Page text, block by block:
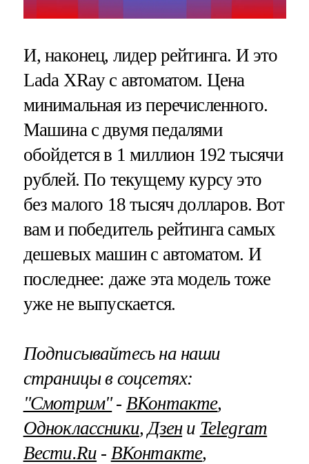
И, наконец, лидер рейтинга. И это
Lada XRay с автоматом. Цена
минимальная из перечисленного.
Машина с двумя педалями
обойдется в 1 миллион 192 тысячи
рублей. По текущему курсу это
без малого 18 тысяч долларов. Вот
вам и победитель рейтинга самых
дешевых машин с автоматом. И
последнее: даже эта модель тоже
уже не выпускается.
Подписывайтесь на наши
страницы в соцсетях:
"Смотрим"‐ ВКонтакте,
Одноклассники, Дзени Telegram
Вести.Ru ‐ ВКонтакте,